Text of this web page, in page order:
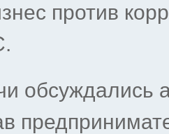
против
обсуждались